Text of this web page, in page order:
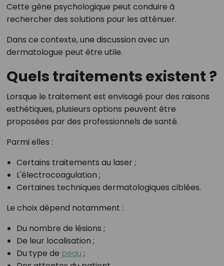
Cette gêne psychologique peut conduire à
rechercher des solutions pour les atténuer.
Dans ce contexte, une discussion avec un
dermatologue peut être utile.
Quels traitements existent ?
Lorsque le traitement est envisagé pour des raisons
esthétiques, plusieurs options peuvent être
proposées par des professionnels de santé.
Parmi elles :
Certains traitements au laser ;
L'électrocoagulation ;
Certaines techniques dermatologiques ciblées.
Le choix dépend notamment :
Du nombre de lésions ;
De leur localisation ;
Du type de peau ;